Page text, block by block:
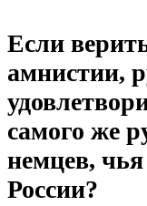
Если
амнистии,
самого же
немцев,
России?